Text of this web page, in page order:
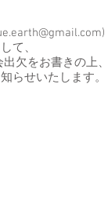
て、
お書きの上、
らせいたします。